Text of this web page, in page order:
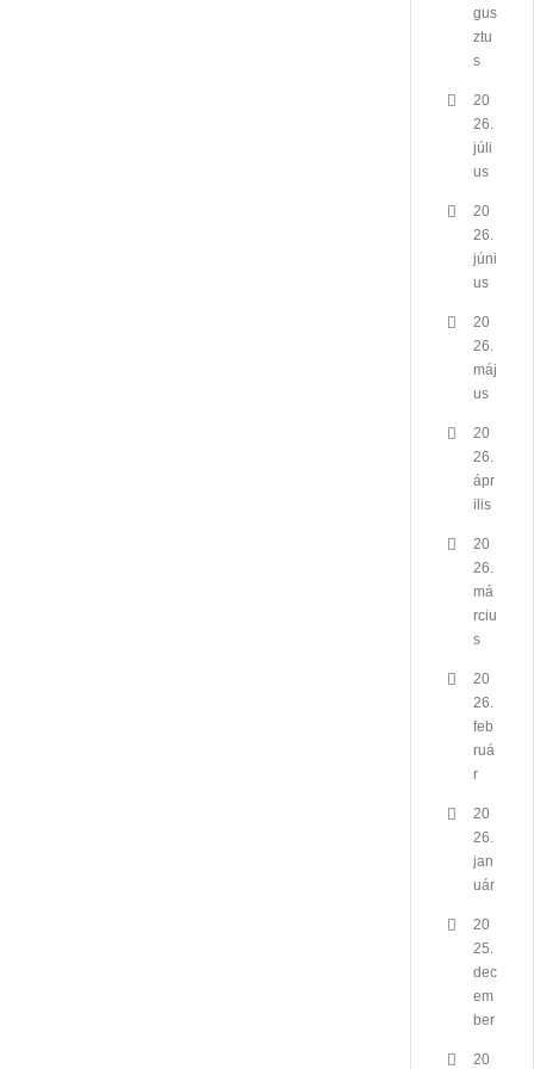
gus
ztu
s
20
26.
júli
us
20
26.
júni
us
20
26.
máj
us
20
26.
ápr
ilis
20
26.
má
rciu
s
20
26.
feb
ruá
r
20
26.
jan
uár
20
25.
dec
em
ber
20